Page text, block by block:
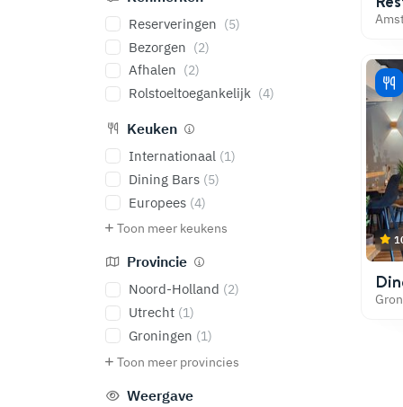
Reserveringen (5)
Bezorgen (2)
Afhalen (2)
Rolstoeltoegankelijk (4)
Keuken
Internationaal (1)
Dining Bars (5)
Europees (4)
Toon meer keukens
Provincie
Noord-Holland (2)
Utrecht (1)
Groningen (1)
Toon meer provincies
Weergave